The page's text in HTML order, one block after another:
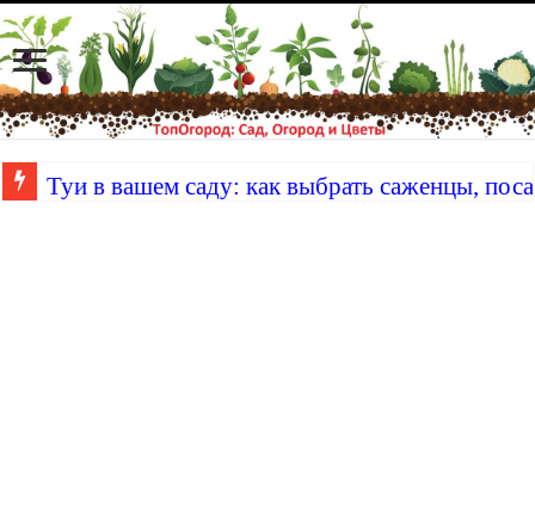
Туи в вашем саду: как выбрать саженцы,